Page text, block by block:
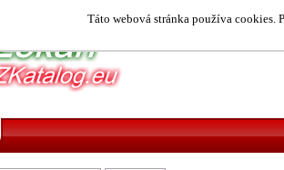
Táto webová stránka používa cookies.